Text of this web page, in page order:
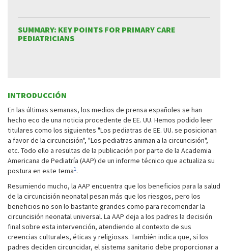
SUMMARY: KEY POINTS FOR PRIMARY CARE
PEDIATRICIANS
INTRODUCCIÓN
En las últimas semanas, los medios de prensa españoles se han
hecho eco de una noticia procedente de EE. UU. Hemos podido leer
titulares como los siguientes "Los pediatras de EE. UU. se posicionan
a favor de la circuncisión", "Los pediatras animan a la circuncisión",
etc. Todo ello a resultas de la publicación por parte de la Academia
Americana de Pediatría (AAP) de un informe técnico que actualiza su
postura en este tema1.
Resumiendo mucho, la AAP encuentra que los beneficios para la salud
de la circuncisión neonatal pesan más que los riesgos, pero los
beneficios no son lo bastante grandes como para recomendar la
circuncisión neonatal universal. La AAP deja a los padres la decisión
final sobre esta intervención, atendiendo al contexto de sus
creencias culturales, éticas y religiosas. También indica que, si los
padres deciden circuncidar, el sistema sanitario debe proporcionar a